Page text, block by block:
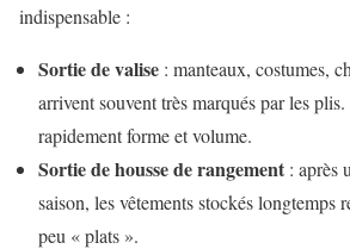
indispensable :
Sortie de valise : manteaux, costumes,
arrivent souvent très marqués par les
rapidement forme et volume.
Sortie de housse de rangement : après
saison, les vêtements stockés longtemps
peu « plats ».